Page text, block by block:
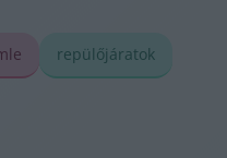
repülőjáratok